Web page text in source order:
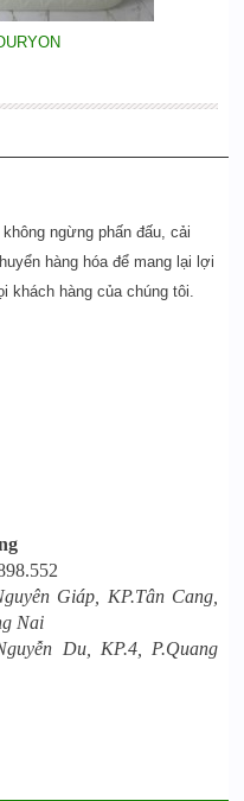
ngừng phấn đấu, cải
hàng hóa để mang lại lợi
khách hàng của chúng tôi.
Giáp, KP.Tân Cang,
Nai
Du, KP.4, P.Quang